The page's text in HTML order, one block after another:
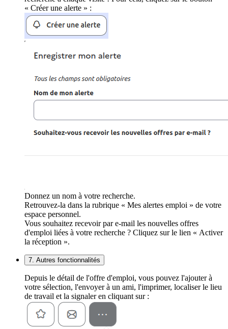
« Créer une alerte » :
Donnez un nom à votre recherche.
Retrouvez-la dans la rubrique « Mes alertes emploi » de votre
espace personnel.
Vous souhaitez recevoir par e-mail les nouvelles offres
d'emploi liées à votre recherche ? Cliquez sur le lien « Activer
la réception ».
7. Autres fonctionnalités
Depuis le détail de l'offre d'emploi, vous pouvez l'ajouter à
votre sélection, l'envoyer à un ami, l'imprimer, localiser le lieu
de travail et la signaler en cliquant sur :